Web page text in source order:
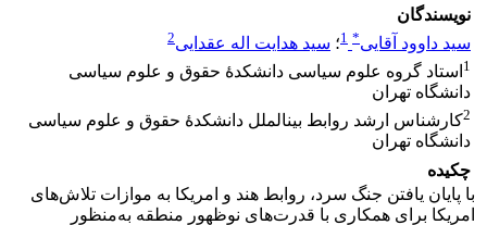
نویسندگان
سید داوود آقایی*
1؛ سید هدایت اله عقدایی2
1 استاد گروه علوم سیاسی دانشکدۀ حقوق و علوم سیاسی
دانشگاه تهران
2کارشناس ارشد روابط بینالملل دانشکدۀ حقوق و علوم سیاسی
دانشگاه تهران
چکیده
با پایان یافتن جنگ سرد، روابط هند و امریکا به موازات تلاش‌های
امریکا برای همکاری با قدرت‌های نوظهور منطقه‌ به‌منظور